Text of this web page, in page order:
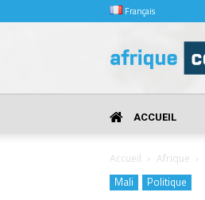
Français
Confidentielle
ACCUEIL
Accueil Afrique
Mali Politique